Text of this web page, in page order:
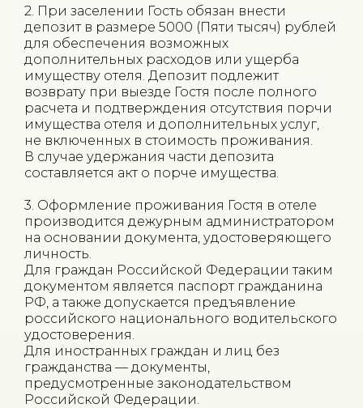
2. При заселении Гость обязан внести
депозит в размере 5000 (Пяти тысяч) рублей
для обеспечения возможных
дополнительных расходов или ущерба
имуществу отеля. Депозит подлежит
возврату при выезде Гостя после полного
расчета и подтверждения отсутствия порчи
имущества отеля и дополнительных услуг,
не включенных в стоимость проживания.
В случае удержания части депозита
составляется акт о порче имущества.
3. Оформление проживания Гостя в отеле
производится дежурным администратором
на основании документа, удостоверяющего
личность.
Для граждан Российской Федерации таким
документом является паспорт гражданина
РФ, а также допускается предъявление
российского национального водительского
удостоверения.
Для иностранных граждан и лиц без
гражданства — документы,
предусмотренные законодательством
Российской Федерации.